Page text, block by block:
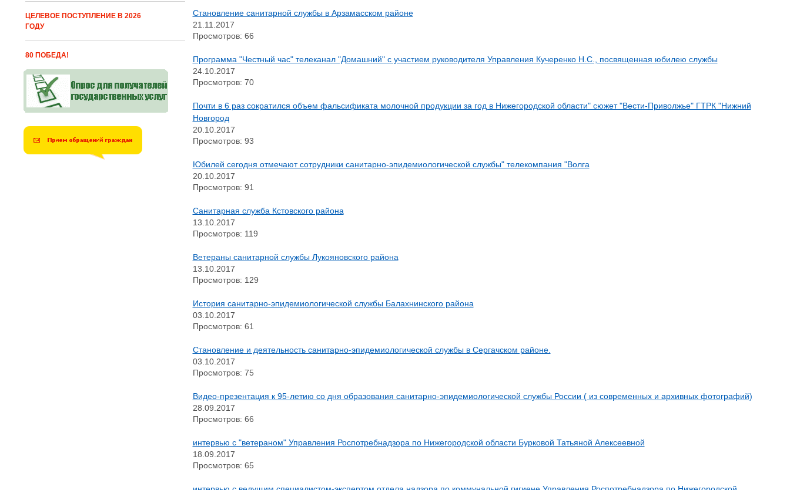
ЦЕЛЕВОЕ ПОСТУПЛЕНИЕ В 2026
ГОДУ
80 ПОБЕДА!
Становление санитарной службы в Арзамасском районе
21.11.2017
Просмотров: 66
Программа "Честный час" телеканал "Домашний" с участием руководителя Управления Кучеренко Н.С., посвященная юбилею службы
24.10.2017
Просмотров: 70
Почти в 6 раз сократился объем фальсификата молочной продукции за год в Нижегородской области" сюжет "Вести-Приволжье" ГТРК "Нижний
Новгород
20.10.2017
Просмотров: 93
Юбилей сегодня отмечают сотрудники санитарно-эпидемиологической службы" телекомпания "Волга
20.10.2017
Просмотров: 91
Санитарная служба Кстовского района
13.10.2017
Просмотров: 119
Ветераны санитарной службы Лукояновского района
13.10.2017
Просмотров: 129
История санитарно-эпидемиологической службы Балахнинского района
03.10.2017
Просмотров: 61
Становление и деятельность санитарно-эпидемиологической службы в Сергачском районе.
03.10.2017
Просмотров: 75
Видео-презентация к 95-летию со дня образования санитарно-эпидемиологической службы России ( из современных и архивных фотографий)
28.09.2017
Просмотров: 66
интервью с "ветераном" Управления Роспотребнадзора по Нижегородской области Бурковой Татьяной Алексеевной
18.09.2017
Просмотров: 65